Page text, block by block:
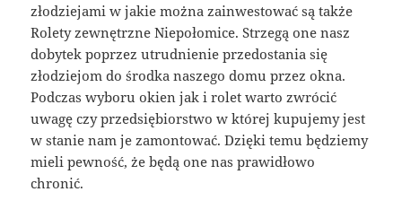
złodziejami w jakie można zainwestować są także
Rolety zewnętrzne Niepołomice. Strzegą one nasz
dobytek poprzez utrudnienie przedostania się
złodziejom do środka naszego domu przez okna.
Podczas wyboru okien jak i rolet warto zwrócić
uwagę czy przedsiębiorstwo w której kupujemy jest
w stanie nam je zamontować. Dzięki temu będziemy
mieli pewność, że będą one nas prawidłowo
chronić.